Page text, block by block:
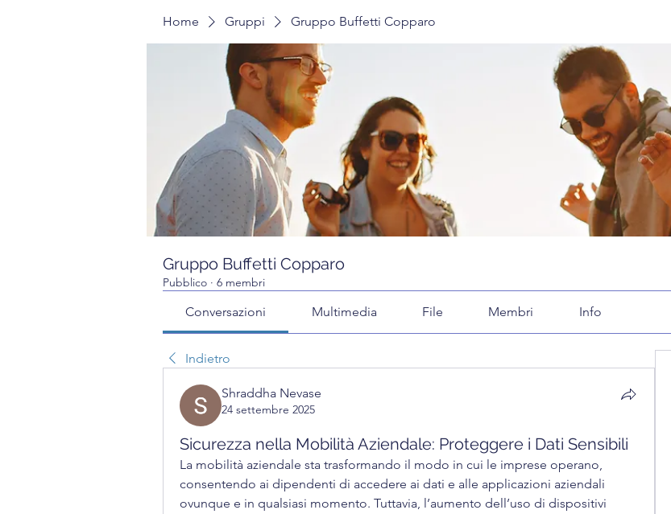
Home Gruppi Gruppo Buffetti Copparo
Gruppo Buffetti Copparo
Pubblico · 6 membri
Conversazioni Multimedia File Membri Info
Indietro
Shraddha Nevase
24 settembre 2025
Sicurezza nella Mobilità Aziendale: Proteggere i Dati Sensibili
La mobilità aziendale sta trasformando il modo in cui le imprese operano,
consentendo ai dipendenti di accedere ai dati e alle applicazioni aziendali
ovunque e in qualsiasi momento. Tuttavia, l’aumento dell’uso di dispositivi